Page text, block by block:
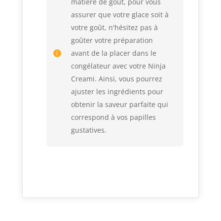
assurer que votre glace soit à
votre goût, n'hésitez pas à
goûter votre préparation
avant de la placer dans le
congélateur avec votre Ninja
Creami. Ainsi, vous pourrez
ajuster les ingrédients pour
obtenir la saveur parfaite qui
correspond à vos papilles
gustatives.